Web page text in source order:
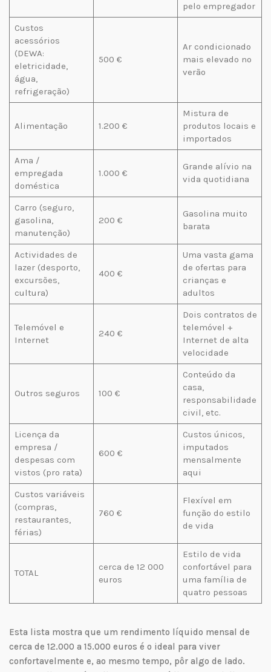
pelo empregador
Custos
acessórios
(DEWA:
eletricidade,
água,
refrigeração)
500 €
Ar condicionado
mais elevado no
verão
Alimentação 1.200 €
Mistura de
produtos locais e
importados
Ama /
empregada
doméstica
1.000 €
Grande alívio na
vida quotidiana
Carro (seguro,
gasolina,
manutenção)
200 €
Gasolina muito
barata
Actividades de
lazer (desporto,
excursões,
cultura)
400 €
Uma vasta gama
de ofertas para
crianças e
adultos
Telemóvel e
Internet
240 €
Dois contratos de
telemóvel +
Internet de alta
velocidade
Outros seguros 100 €
Conteúdo da
casa,
responsabilidade
civil, etc.
Licença da
empresa /
despesas com
vistos (pro rata)
600 €
Custos únicos,
imputados
mensalmente
aqui
Custos variáveis
(compras,
restaurantes,
férias)
760 €
Flexível em
função do estilo
de vida
TOTAL
cerca de 12 000
euros
Estilo de vida
confortável para
uma família de
quatro pessoas
Esta lista mostra que um rendimento líquido mensal de
cerca de 12.000 a 15.000 euros é o ideal para viver
confortavelmente e, ao mesmo tempo, pôr algo de lado.